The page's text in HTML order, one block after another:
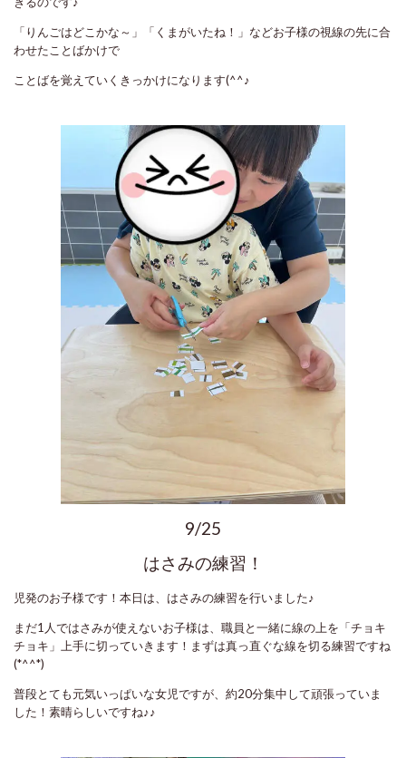
「りんごはどこかな～」「くまがいたね！」などお子様の視線の先に合
わせたことばかけで
ことばを覚えていくきっかけになります(^^♪
9/25
はさみの練習！
児発のお子様です！本日は、はさみの練習を行いました♪
まだ1人ではさみが使えないお子様は、職員と一緒に線の上を「チョキ
チョキ」上手に切っていきます！まずは真っ直ぐな線を切る練習ですね
(*^^*)
普段とても元気いっぱいな女児ですが、約20分集中して頑張っていま
した！素晴らしいですね♪♪